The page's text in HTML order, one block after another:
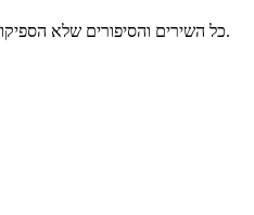
כל השירים והסיפורים שלא הספיקו להיכנס לתוכנית של יום שני.